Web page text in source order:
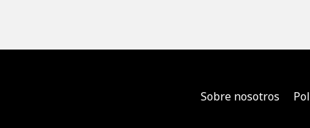
Sobre nosotros